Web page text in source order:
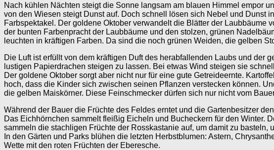
Nach kühlen Nächten steigt die Sonne langsam am blauen Himmel empor
von den Wiesen steigt Dunst auf. Doch schnell lösen sich Nebel und Dunst
Farbspektakel. Der goldene Oktober verwandelt die Blätter der
der bunten Farbenpracht der Laubbäume und den stolzen, grünen
leuchten in kräftigen Farben. Da sind die noch grünen Weiden, die gelben
Die Luft ist erfüllt von dem kräftigen Duft des herabfallenden Laubs und
lustigen Papierdrachen steigen zu lassen. Bei etwas Wind steigen sie
Der goldene Oktober sorgt aber nicht nur für eine gute Getreideernte.
hoch, dass die Kinder sich zwischen seinen Pflanzen verstecken können.
die gelben Maiskörner. Diese Feinschmecker dürfen sich nur nicht vom
Während der Bauer die Früchte des Feldes erntet und die Gartenbesitzer
Das Eichhörnchen sammelt fleißig Eicheln und Bucheckern für den Winter.
sammeln die stachligen Früchte der Rosskastanie auf, um damit zu
In den Gärten und Parks blühen die letzten Herbstblumen: Astern,
Wette mit den roten Früchten der Eberesche.